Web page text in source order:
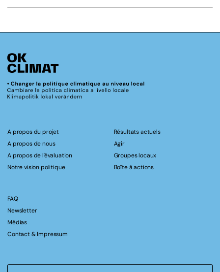
A propos du projet
A propos de nous
A propos de l'évaluation
Notre vision politique
Résultats actuels
Agir
Groupes locaux
Boîte à actions
FAQ
Newsletter
Médias
Contact & Impressum